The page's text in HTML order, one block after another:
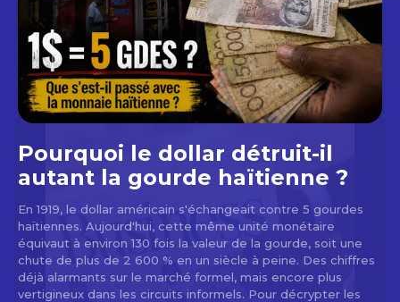
Pourquoi le dollar détruit-il
autant la gourde haïtienne ?
En 1919, le dollar américain s'échangeait contre 5 gourdes
haïtiennes. Aujourd'hui, cette même unité monétaire
équivaut à environ 130 fois la valeur de la gourde, soit une
chute de plus de 2 600 % en un siècle à peine. Des chiffres
déjà alarmants sur le marché formel, mais encore plus
vertigineux dans les circuits informels. Pour décrypter les